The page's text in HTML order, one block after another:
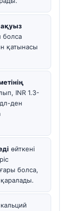
болса
қатынасы
INR 1.3-
ден
өйткені
болса,